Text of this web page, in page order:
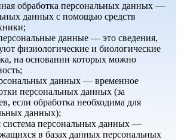
обработка персональных данных —
данных с помощью средств
данные — это сведения,
физиологические и биологические
на основании которых можно
данных — временное
персональных данных (за
если обработка необходима для
данных);
персональных данных —
в базах данных персональных